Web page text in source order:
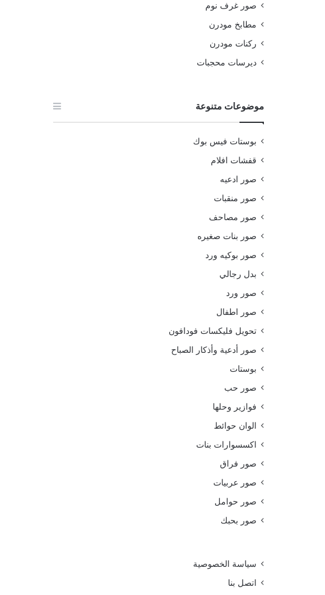
صور غرف نوم
مطابخ مودرن
ركنات مودرن
ديرسات محجبات
موضوعات متنوعة
بوستات فيس بوك
قفشات افلام
صور ادعيه
صور منقبات
صور مصاحف
صور بنات صغيره
صور بوكيه ورد
بدل رجالي
صور ورد
صور اطفال
تحويل فليكسات فودافون
صور أدعية وأذكار الصباح
بوستات
صور حب
فوازير وحلها
الوان حوائط
اكسسوارات بنات
صور فراق
صور عربيات
صور حوامل
صور بحبك
سياسة الخصوصية
اتصل بنا